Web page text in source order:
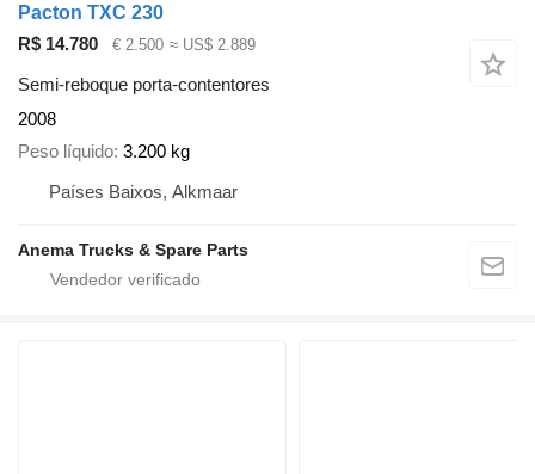
Pacton TXC 230
R$ 14.780
€ 2.500 ≈ US$ 2.889
Semi-reboque porta-contentores
2008
Peso líquido 3.200 kg
Países Baixos, Alkmaar
Anema Trucks & Spare Parts